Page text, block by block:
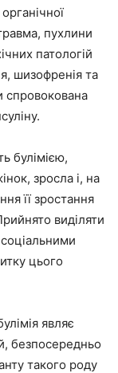
пухлини
патологій
шизофренія та
спровокована
булімією,
зросла і, на
її зростання
виділяти
соціальними
цього
являє
безпосередньо
такого роду